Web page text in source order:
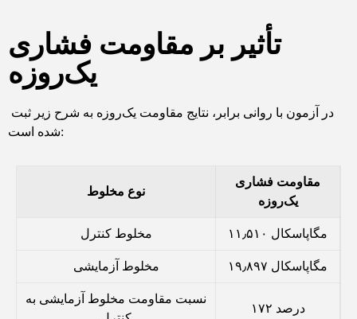
تأثیر بر مقاومت فشاری
یک‌روزه
شده است:
نوع مخلوط
مقاومت فشاری
یک‌روزه
مخلوط کنترل ۱۱٫۵۱۰ مگاپاسکال
مخلوط آزمایشی ۱۹٫۸۹۷ مگاپاسکال
نسبت مقاومت مخلوط آزمایشی به
۱۷۲ درصد